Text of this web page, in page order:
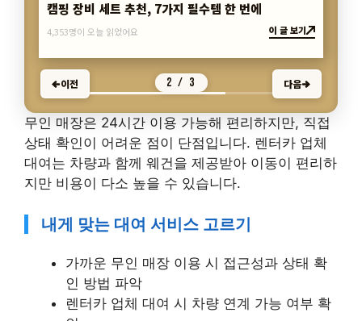
이전 2 / 3 다음
무인 매장은 24시간 이용 가능해 편리하지만, 직접
상태 확인이 어려운 점이 단점입니다. 렌터카 업체
대여는 차량과 함께 웨건을 제공받아 이동이 편리하
지만 비용이 다소 높을 수 있습니다.
내게 맞는 대여 서비스 고르기
인 방법 파악
렌터카 업체 대여 시 차량 연계 가능 여부 확
인